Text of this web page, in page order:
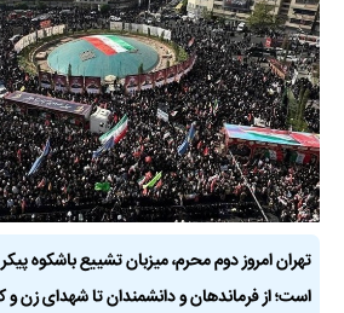
است؛ از فرماندهان و دانشمندان تا شهدای زن